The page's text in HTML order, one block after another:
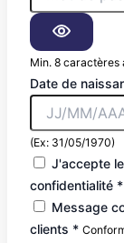
Min. 8 caractères
Date de
(Ex: 31/05/1970)
J'accepte
confidentialité *
Message
clients *